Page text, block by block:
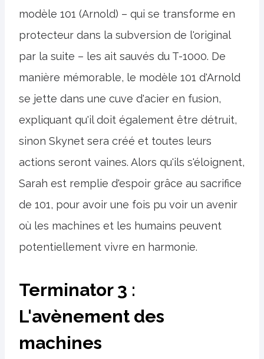
modèle 101 (Arnold) – qui se transforme en
protecteur dans la subversion de l'original
par la suite – les ait sauvés du T-1000. De
manière mémorable, le modèle 101 d'Arnold
se jette dans une cuve d'acier en fusion,
expliquant qu'il doit également être détruit,
sinon Skynet sera créé et toutes leurs
actions seront vaines. Alors qu'ils s'éloignent,
Sarah est remplie d'espoir grâce au sacrifice
de 101, pour avoir une fois pu voir un avenir
où les machines et les humains peuvent
potentiellement vivre en harmonie.
Terminator 3 :
L'avènement des
machines